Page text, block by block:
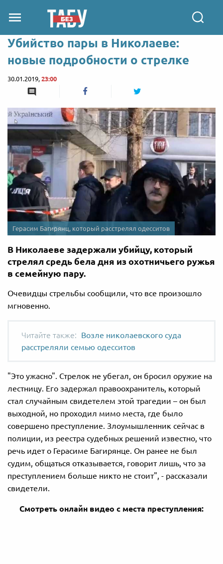
Убийство пары в Николаеве:
новые подробности о стрелке
30.01.2019, 23:00
Герасим Багирянц, который расстрелял одесситов
В Николаеве задержали убийцу, который
стрелял средь бела дня из охотничьего ружья
в семейную пару.
Очевидцы стрельбы сообщили, что все произошло
мгновенно.
Возле николаевского суда
расстреляли семью одесситов
"Это ужасно". Стрелок не убегал, он бросил оружие на
лестницу. Его задержал правоохранитель, который
стал случайным свидетелем этой трагедии – он был
выходной, но проходил мимо места, где было
совершено преступление. Злоумышленник сейчас в
полиции, из реестра судебных решений известно, что
речь идет о Герасиме Багирянце. Он ранее не был
судим, общаться отказывается, говорит лишь, что за
преступлением больше никто не стоит", - рассказали
свидетели.
Смотреть онлайн видео с места преступления: